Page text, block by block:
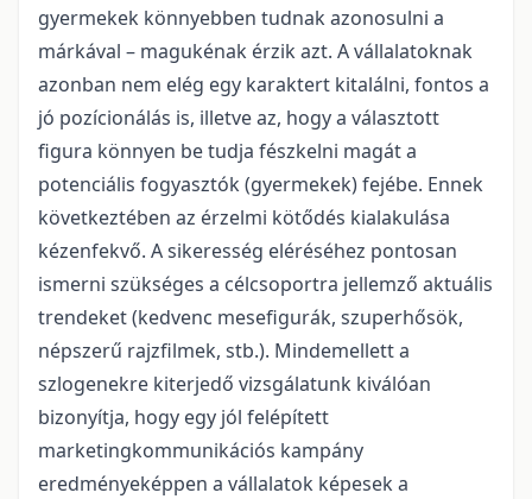
gyermekek könnyebben tudnak azonosulni a
márkával – magukénak érzik azt. A vállalatoknak
azonban nem elég egy karaktert kitalálni, fontos a
jó pozícionálás is, illetve az, hogy a választott
figura könnyen be tudja fészkelni magát a
potenciális fogyasztók (gyermekek) fejébe. Ennek
következtében az érzelmi kötődés kialakulása
kézenfekvő. A sikeresség eléréséhez pontosan
ismerni szükséges a célcsoportra jellemző aktuális
trendeket (kedvenc mesefigurák, szuperhősök,
népszerű rajzfilmek, stb.). Mindemellett a
szlogenekre kiterjedő vizsgálatunk kiválóan
bizonyítja, hogy egy jól felépített
marketingkommunikációs kampány
eredményeképpen a vállalatok képesek a